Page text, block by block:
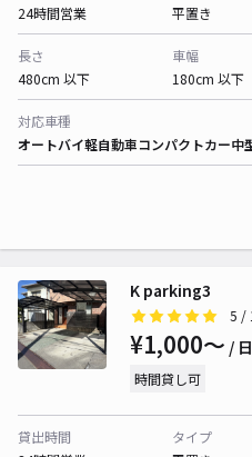
24時間営業
平置き
長さ
480cm 以下
車幅
180cm 以下
対応車種
オートバイ軽自動車コンパクトカー中
K parking3
5 /
¥1,000〜 / 日
時間貸し可
貸出時間
タイプ